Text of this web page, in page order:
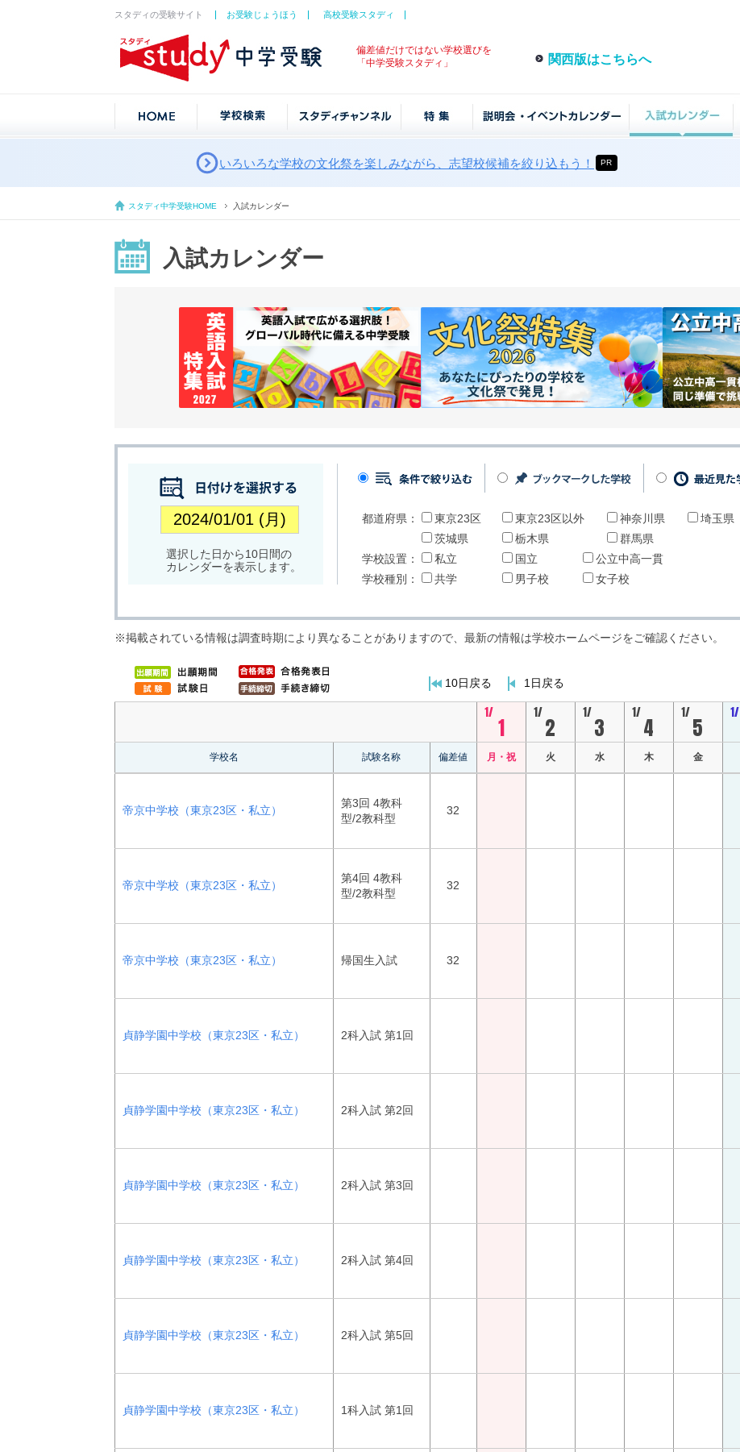
スタディの受験サイト お受験じょうほう 高校受験スタディ
偏差値だけではない学校選びを
「中学受験スタディ」
関西版はこちらへ
いろいろな学校の文化祭を楽しみながら、志望校候補を絞り込もう！ PR
スタディ中学受験HOME 入試カレンダー
入試カレンダー
選択した日から10日間の
カレンダーを表示します。
都道府県： 東京23区 東京23区以外 神奈川県 埼玉県
茨城県
栃木県
群馬県
学校設置：
私立 国立
公立中高一貫
学校種別：
共学 男子校 女子校
※掲載されている情報は調査時期により異なることがありますので、最新の情報は学校ホームページをご確認ください。
10日戻る 1日戻る
1/
1
1/
2
1/
3
1/
4
1/
5
1/
学校名 試験名称 偏差値 月・祝 火 水 木 金
帝京中学校（東京23区・私立）
第3回 4教科
型/2教科型
32
帝京中学校（東京23区・私立）
第4回 4教科
型/2教科型
32
帝京中学校（東京23区・私立） 帰国生入試 32
貞静学園中学校（東京23区・私立） 2科入試 第1回
貞静学園中学校（東京23区・私立） 2科入試 第2回
貞静学園中学校（東京23区・私立） 2科入試 第3回
貞静学園中学校（東京23区・私立） 2科入試 第4回
貞静学園中学校（東京23区・私立） 2科入試 第5回
貞静学園中学校（東京23区・私立） 1科入試 第1回